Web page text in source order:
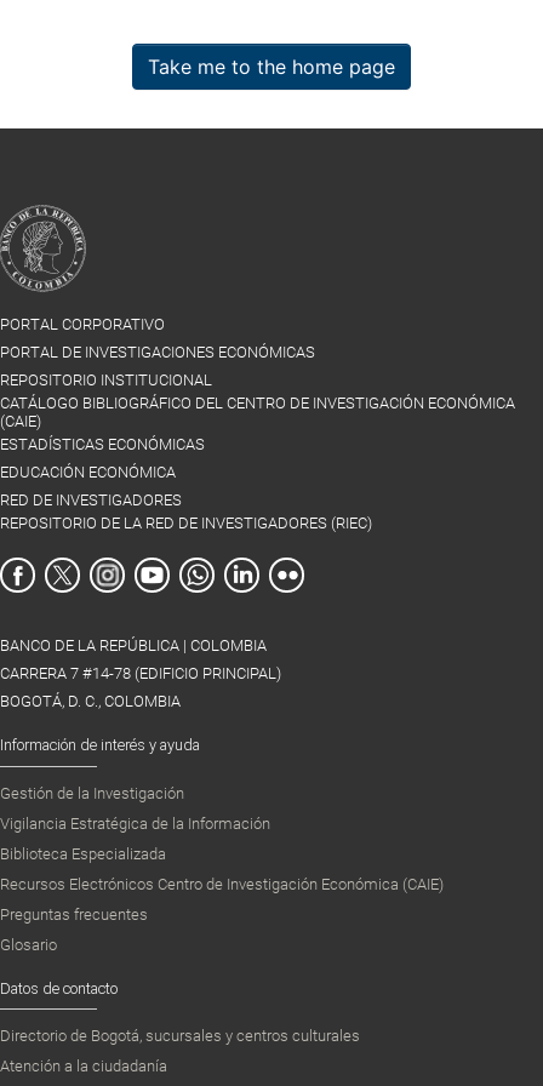
Take me to the home page
PORTAL CORPORATIVO
PORTAL DE INVESTIGACIONES ECONÓMICAS
REPOSITORIO INSTITUCIONAL
CATÁLOGO BIBLIOGRÁFICO DEL CENTRO DE INVESTIGACIÓN ECONÓMICA
(CAIE)
ESTADÍSTICAS ECONÓMICAS
EDUCACIÓN ECONÓMICA
RED DE INVESTIGADORES
REPOSITORIO DE LA RED DE INVESTIGADORES (RIEC)
BANCO DE LA REPÚBLICA | COLOMBIA
CARRERA 7 #14-78 (EDIFICIO PRINCIPAL)
BOGOTÁ, D. C., COLOMBIA
Información de interés y ayuda
Gestión de la Investigación
Vigilancia Estratégica de la Información
Biblioteca Especializada
Recursos Electrónicos Centro de Investigación Económica (CAIE)
Preguntas frecuentes
Glosario
Datos de contacto
Directorio de Bogotá, sucursales y centros culturales
Atención a la ciudadanía